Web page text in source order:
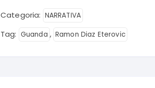
Categoria: NARRATIVA
Tag: Guanda , Ramon Diaz Eterovic